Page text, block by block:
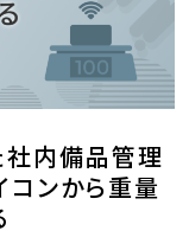
内備品管理
ンから重量